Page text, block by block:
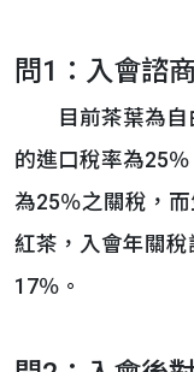
問1：入會諮
目前茶葉為自
的進口稅率為25
為25％之關稅，
紅茶，入會年關
17％。